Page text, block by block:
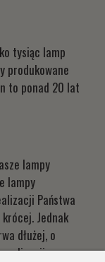
tysiąc lamp
produkowane
to ponad 20 lat
lampy
lampy
Państwa
Jednak
dłużej, o
realizacji